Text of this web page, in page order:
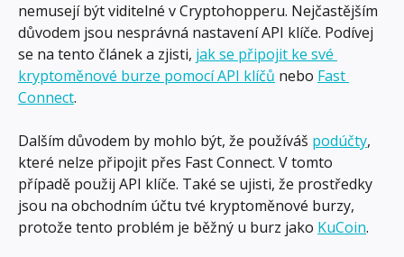
nemusejí být viditelné v Cryptohopperu. Nejčastějším
důvodem jsou nesprávná nastavení API klíče. Podívej
se na tento článek a zjisti, jak se připojit ke své
kryptoměnové burze pomocí API klíčů nebo Fast
Connect.
Dalším důvodem by mohlo být, že používáš podúčty,
které nelze připojit přes Fast Connect. V tomto
případě použij API klíče. Také se ujisti, že prostředky
jsou na obchodním účtu tvé kryptoměnové burzy,
protože tento problém je běžný u burz jako KuCoin.